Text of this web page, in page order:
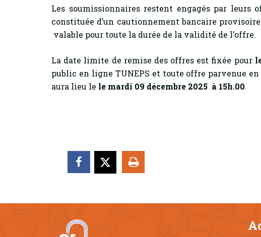
Les soumissionnaires restent engagés par leurs
constituée d’un cautionnement bancaire
valable pour toute la durée de la validité de l’offre.
La date limite de remise des offres est fixée pour
public en ligne TUNEPS et toute offre parvenue
aura lieu le le mardi 09 décembre 2025 à 15h.00.